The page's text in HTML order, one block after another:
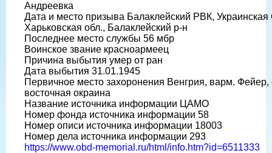
Андреевка
Дата и место призыва Балаклейский РВК,
Харьковская обл., Балаклейский р-н
Последнее место службы 56 мбр
Воинское звание красноармеец
Причина выбытия умер от ран
Дата выбытия 31.01.1945
Первичное место захоронения Венгрия, варм. Фейер,
восточная окраина
Название источника информации ЦАМО
Номер фонда источника информации 58
Номер описи источника информации 18003
Номер дела источника информации 293
https://www.obd-memorial.ru/html/info.htm?id=6511333